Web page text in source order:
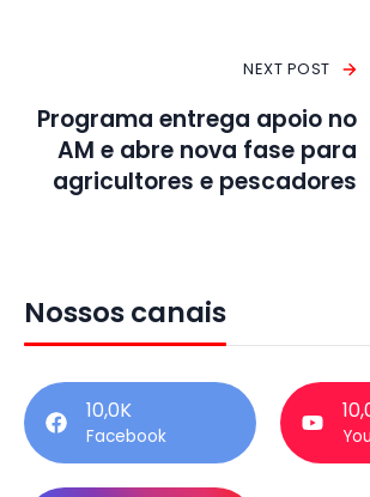
NEXT POST
Programa entrega apoio no
AM e abre nova fase para
agricultores e pescadores
Nossos canais
10,0K
Facebook